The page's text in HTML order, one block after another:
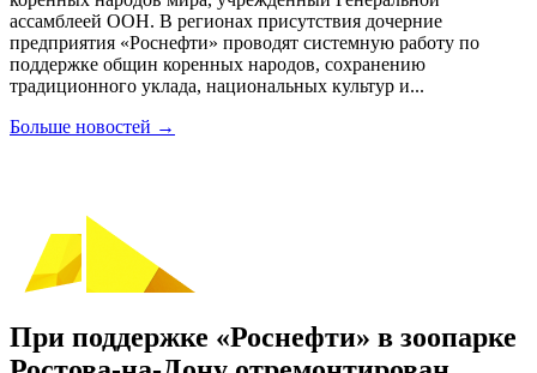
ассамблеей ООН. В регионах присутствия дочерние
предприятия «Роснефти» проводят системную работу по
поддержке общин коренных народов, сохранению
традиционного уклада, национальных культур и...
Больше новостей →
При поддержке «Роснефти» в зоопарке